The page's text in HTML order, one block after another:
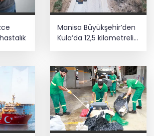
İstanbul’da yeni katılımlar... Gürsel
Birlikte başaracağız
atama
Manisa Büyükşehir’den
Kula’da 12,5 kilometrelik
yol hamlesi